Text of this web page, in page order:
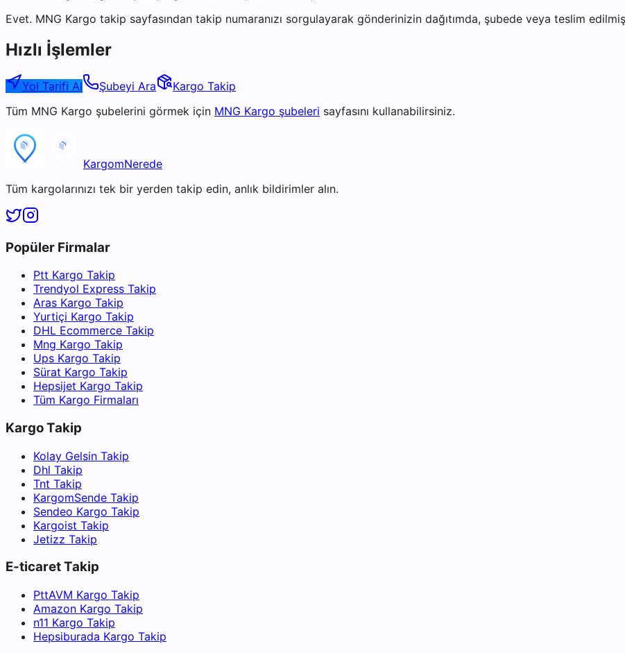
Evet. MNG Kargo takip sayfasından takip numaranızı sorgulayarak gönderinizin dağıtımda, şubede veya teslim
Hızlı İşlemler
Yol Tarifi Al Şubeyi Ara
Kargo Takip
Tüm MNG Kargo şubelerini görmek için MNG Kargo şubeleri sayfasını kullanabilirsiniz.
KargomNerede
Tüm kargolarınızı tek bir yerden takip edin, anlık bildirimler alın.
Popüler Firmalar
Ptt Kargo Takip
Trendyol Express Takip
Aras Kargo Takip
Yurtiçi Kargo Takip
DHL Ecommerce Takip
Mng Kargo Takip
Ups Kargo Takip
Sürat Kargo Takip
Hepsijet Kargo Takip
Tüm Kargo Firmaları
Kargo Takip
Kolay Gelsin Takip
Dhl Takip
Tnt Takip
KargomSende Takip
Sendeo Kargo Takip
Kargoist Takip
Jetizz Takip
E-ticaret Takip
PttAVM Kargo Takip
Amazon Kargo Takip
n11 Kargo Takip
Hepsiburada Kargo Takip